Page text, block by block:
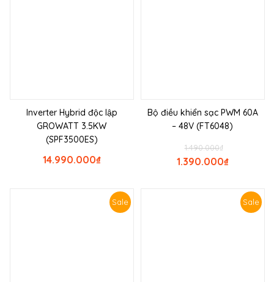
Inverter Hybrid độc lập
GROWATT 3.5KW
(SPF3500ES)
₫
14.990.000
Bộ điều khiển sạc PWM 60A
– 48V (FT6048)
₫
1.490.000
₫
1.390.000
Sale Sale